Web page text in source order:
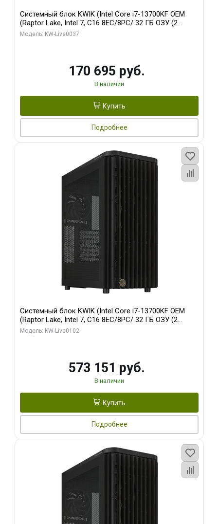
Системный блок KWIK (Intel Core i7-13700KF OEM
(Raptor Lake, Intel 7, C16 8EC/8PC/ 32 ГБ ОЗУ (2
модуля)/ Gigabyte RTX5070 AERO OC 12GB GDDR7
Модель: KW-Live0037
170 695 руб.
В наличии
Купить
Подробнее
Системный блок KWIK (Intel Core i7-13700KF OEM
(Raptor Lake, Intel 7, C16 8EC/8PC/ 32 ГБ ОЗУ (2
модуля)/ Afox RTX4090 24GB GDDR6X 384-Bit 3xDP
Модель: KW-Live0102
573 151 руб.
В наличии
Купить
Подробнее